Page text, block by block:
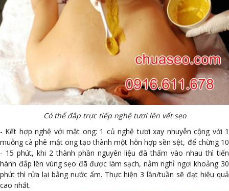
Có thể đắp trực tiếp nghệ tươi lên vết sẹo
- Kết hợp nghệ với mật ong: 1 củ nghệ tươi xay nhuyễn cộng với 1
muỗng cà phê mật ong tạo thành một hỗn hợp sền sệt, để chừng 10
- 15 phút, khi 2 thành phần nguyên liệu đã thấm vào nhau thì tiến
hành đắp lên vùng sẹo đã được làm sạch, nằm nghỉ ngơi khoảng 30
phút thì rửa lại bằng nước ấm. Thực hiện 3 lần/tuần sẽ đạt hiệu quả
cao nhất.